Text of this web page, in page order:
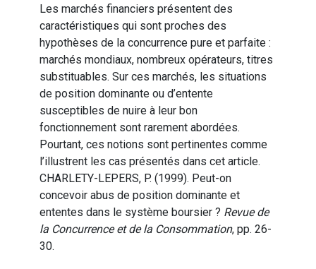
Les marchés financiers présentent des
caractéristiques qui sont proches des
hypothèses de la concurrence pure et parfaite :
marchés mondiaux, nombreux opérateurs, titres
substituables. Sur ces marchés, les situations
de position dominante ou d’entente
susceptibles de nuire à leur bon
fonctionnement sont rarement abordées.
Pourtant, ces notions sont pertinentes comme
l’illustrent les cas présentés dans cet article.
CHARLETY-LEPERS, P. (1999). Peut-on
concevoir abus de position dominante et
ententes dans le système boursier ? Revue de
la Concurrence et de la Consommation, pp. 26-
30.